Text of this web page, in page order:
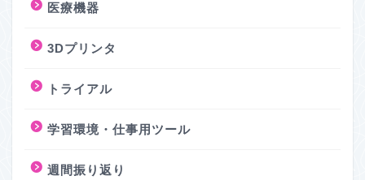
医療機器
3Dプリンタ
トライアル
学習環境・仕事用ツール
週間振り返り